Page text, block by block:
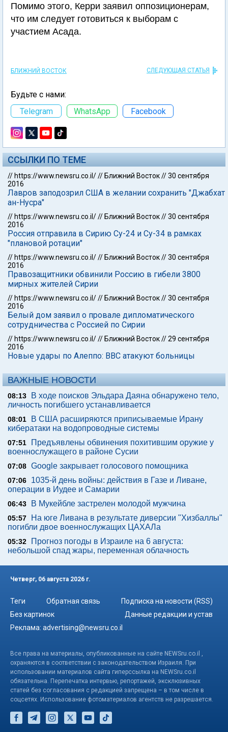
Помимо этого, Керри заявил оппозиционерам,
что им следует готовиться к выборам с
участием Асада.
БЛИЖНИЙ ВОСТОК СЛЕДУЮЩАЯ СТАТЬЯ
Будьте с нами:
Telegram
WhatsApp Facebook
ССЫЛКИ ПО ТЕМЕ
// https://www.newsru.co.il/// Ближний Восток//30 сентября
2016
Лавров заподозрил США в желании сохранить "Джабхат
ан-Нусра"
// https://www.newsru.co.il/// Ближний Восток//30 сентября
2016
Россия отправила в Сирию Су-24 и Су-34 в рамках
"плановой ротации"
// https://www.newsru.co.il/// Ближний Восток//30 сентября
2016
Правозащитники обвинили Россию в гибели 3800
мирных жителей Сирии
// https://www.newsru.co.il/// Ближний Восток//30 сентября
2016
Белый дом заявил о провале дипломатического
сотрудничества с Россией по Сирии
// https://www.newsru.co.il/// Ближний Восток//29 сентября
2016
Новые удары по Алеппо: ВВС атакуют больницы
ВАЖНЫЕ НОВОСТИ
08:13
В ходе поисков Эльдара Даяна обнаружено тело,
личность погибшего устанавливается
08:01
В США расширяются приписываемые Ирану
кибератаки на водопроводные системы
07:51
Предъявлены обвинения похитившим оружие у
военнослужащего в районе Сусии
07:08 Google закрывает голосового помощника
07:06
1035-й день войны: действия в Газе и Ливане,
операции в Иудее и Самарии
06:43 В Мукейбле застрелен молодой мужчина
05:57
На юге Ливана в результате диверсии "Хизбаллы"
погибли двое военнослужащих ЦАХАЛа
05:32
Прогноз погоды в Израиле на 6 августа:
небольшой спад жары, переменная облачность
Четверг, 06 августа 2026 г.
Теги Обратная связь
Подписка на новости (RSS)
Без картинок
Данные редакции и устав
Реклама: advertising@newsru.co.il
Все права на материалы, опубликованные на сайте NEWSru.co.il ,
охраняются в соответствии с законодательством Израиля. При
использовании материалов сайта гиперссылка на NEWSru.co.il
обязательна. Перепечатка интервью, репортажей, эксклюзивных
статей без согласования с редакцией запрещена – в том числе в
соцсетях. Использование фотоматериалов агентств не разрешается.